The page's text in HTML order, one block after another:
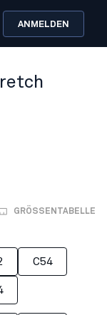
ANMELDEN
GRÖSSENTABELLE
C54